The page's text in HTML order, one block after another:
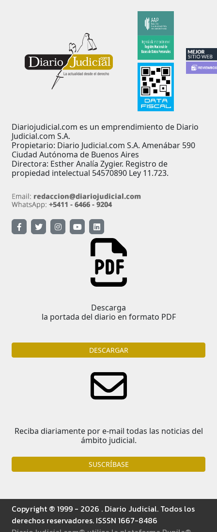
Diariojudicial.com es un emprendimiento de Diario
Judicial.com S.A.
Propietario: Diario Judicial.com S.A. Amenábar 590
Ciudad Autónoma de Buenos Aires
Directora: Esther Analía Zygier. Registro de
propiedad intelectual 54570890 Ley 11.723.
Descarga
la portada del diario en formato PDF
DESCARGAR
Reciba diariamente por e-mail todas las noticias del
ámbito judicial.
SUSCRÍBASE
Copyright ® 1999 - 2026 . Diario Judicial. Todos los
derechos reservadores. ISSSN 1667-8486